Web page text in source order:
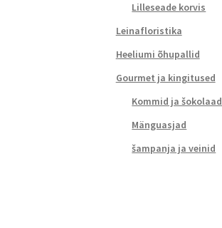
Lilleseade korvis
Leinafloristika
Heeliumi õhupallid
Gourmet ja kingitused
Kommid ja šokolaad
Mänguasjad
šampanja ja veinid